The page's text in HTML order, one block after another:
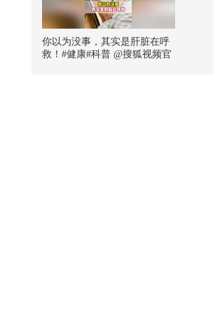
你以为没事，其实是肝脏在呼
救！#健康#科普 @搜狐视频官